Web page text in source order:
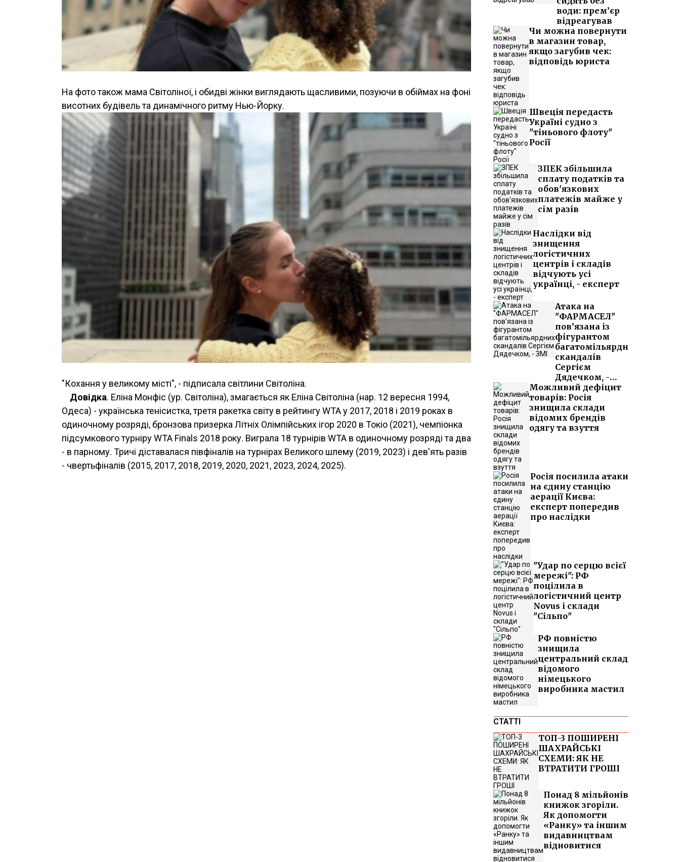
На фото також мама Світоліної, і обидві жінки виглядають щасливими, позуючи в обіймах на фоні
висотних будівель та динамічного ритму Нью-Йорку.
"Кохання у великому місті", - підписала світлини Світоліна.
Довідка. Еліна Монфіс (ур. Світоліна), змагається як Еліна Світоліна (нар. 12 вересня 1994,
Одеса) - українська тенісистка, третя ракетка світу в рейтингу WTA у 2017, 2018 і 2019 роках в
одиночному розряді, бронзова призерка Літніх Олімпійських ігор 2020 в Токіо (2021), чемпіонка
підсумкового турніру WTA Finals 2018 року. Виграла 18 турнірів WTA в одиночному розряді та два
- в парному. Тричі діставалася півфіналів на турнірах Великого шлему (2019, 2023) і дев'ять разів
- чвертьфіналів (2015, 2017, 2018, 2019, 2020, 2021, 2023, 2024, 2025).
води: прем’єр
відреагував
Чи можна повернути
в магазин товар,
якщо загубив чек:
відповідь юриста
Швеція передасть
Україні судно з
"тіньового флоту"
Росії
ЗПЕК збільшила
сплату податків та
обов'язкових
платежів майже у
сім разів
Наслідки від
знищення
логістичних
центрів і складів
відчують усі
українці, - експерт
Атака на
"ФАРМАСЕЛ"
пов’язана із
фігурантом
багатомільярдних
скандалів
Сергієм
Дядечком, -
ЗМІ
Можливий дефіцит
товарів: Росія
знищила склади
відомих брендів
одягу та взуття
Росія посилила атаки
на єдину станцію
аерації Києва:
експерт попередив
про наслідки
"Удар по серцю всієї
мережі": РФ
поцілила в
логістичний центр
Novus і склади
"Сільпо"
РФ повністю
знищила
центральний склад
відомого
німецького
виробника мастил
СТАТТІ
ТОП-3 ПОШИРЕНІ
ШАХРАЙСЬКІ
СХЕМИ: ЯК НЕ
ВТРАТИТИ ГРОШІ
Понад 8 мільйонів
книжок згоріли.
Як допомогти
«Ранку» та іншим
видавництвам
відновитися